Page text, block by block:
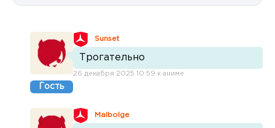
Гость
Sunset
Трогательно
26 декабря 2025 10:59 к аниме
Malbolge